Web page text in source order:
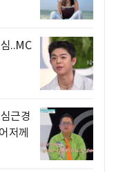
..MC
근경
저께